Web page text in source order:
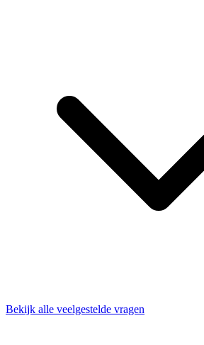
Bekijk alle veelgestelde vragen